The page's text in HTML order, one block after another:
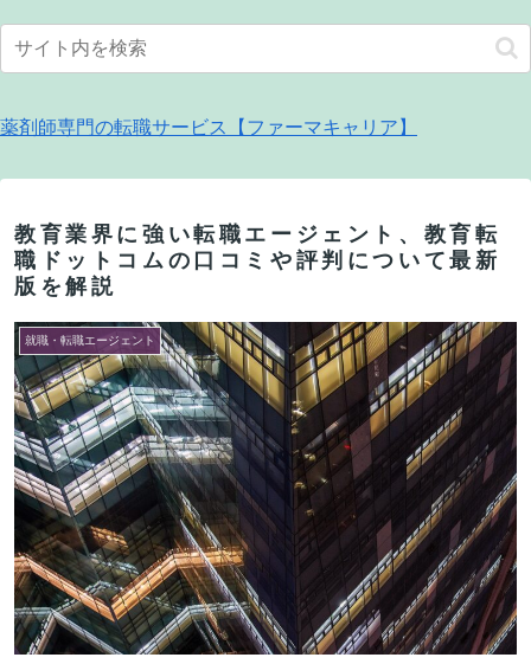
薬剤師専門の転職サービス【ファーマキャリア】
教育業界に強い転職エージェント、教育転
職ドットコムの口コミや評判について最新
版を解説
就職・転職エージェント